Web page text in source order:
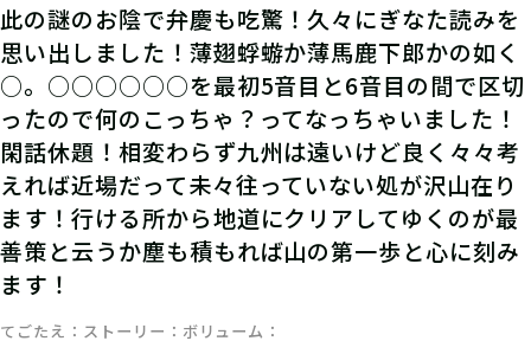
此の謎のお陰で弁慶も吃驚！久々にぎなた読みを
思い出しました！薄翅蜉蝣か薄馬鹿下郎かの如く
○。○○○○○○を最初5音目と6音目の間で区切
ったので何のこっちゃ？ってなっちゃいました！
閑話休題！相変わらず九州は遠いけど良く々々考
えれば近場だって未々往っていない処が沢山在り
ます！行ける所から地道にクリアしてゆくのが最
善策と云うか塵も積もれば山の第一歩と心に刻み
ます！
てごたえ ストーリー ボリューム